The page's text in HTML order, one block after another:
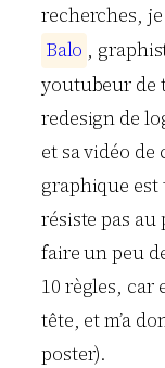
recherches,
Balo ,
youtubeur de
redesign de
et sa vidéo
graphique est
résiste pas
faire un peu
10 règles, car
tête, et m’a
poster).